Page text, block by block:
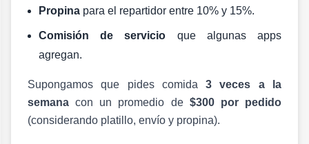
Propina para el repartidor entre 10% y 15%.
Comisión de servicio que algunas apps
agregan.
Supongamos que pides comida3 veces a la
semana con un promedio de $300 por pedido
(considerando platillo, envío y propina).